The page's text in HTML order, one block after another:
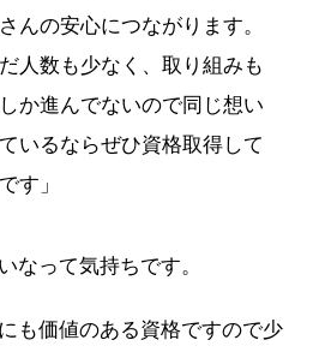
んの安心につながります。
人数も少なく、取り組みも
か進んでないので同じ想い
いるならぜひ資格取得して
す」
なって気持ちです。
も価値のある資格ですので少